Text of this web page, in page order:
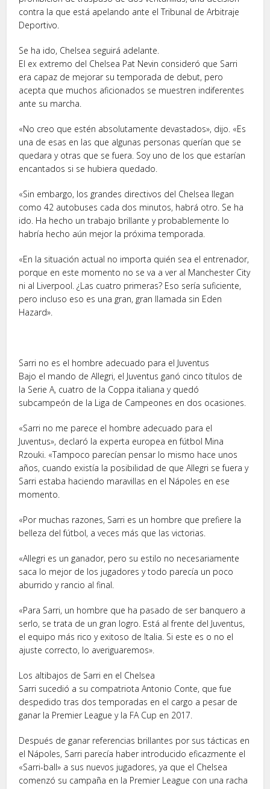
contra la que está apelando ante el Tribunal de Arbitraje
Deportivo.
Se ha ido, Chelsea seguirá adelante.
El ex extremo del Chelsea Pat Nevin consideró que Sarri
era capaz de mejorar su temporada de debut, pero
acepta que muchos aficionados se muestren indiferentes
ante su marcha.
«No creo que estén absolutamente devastados», dijo. «Es
una de esas en las que algunas personas querían que se
quedara y otras que se fuera. Soy uno de los que estarían
encantados si se hubiera quedado.
«Sin embargo, los grandes directivos del Chelsea llegan
como 42 autobuses cada dos minutos, habrá otro. Se ha
ido. Ha hecho un trabajo brillante y probablemente lo
habría hecho aún mejor la próxima temporada.
«En la situación actual no importa quién sea el entrenador,
porque en este momento no se va a ver al Manchester City
ni al Liverpool. ¿Las cuatro primeras? Eso sería suficiente,
pero incluso eso es una gran, gran llamada sin Eden
Hazard».
Sarri no es el hombre adecuado para el Juventus
Bajo el mando de Allegri, el Juventus ganó cinco títulos de
la Serie A, cuatro de la Coppa italiana y quedó
subcampeón de la Liga de Campeones en dos ocasiones.
«Sarri no me parece el hombre adecuado para el
Juventus», declaró la experta europea en fútbol Mina
Rzouki. «Tampoco parecían pensar lo mismo hace unos
años, cuando existía la posibilidad de que Allegri se fuera y
Sarri estaba haciendo maravillas en el Nápoles en ese
momento.
«Por muchas razones, Sarri es un hombre que prefiere la
belleza del fútbol, a veces más que las victorias.
«Allegri es un ganador, pero su estilo no necesariamente
saca lo mejor de los jugadores y todo parecía un poco
aburrido y rancio al final.
«Para Sarri, un hombre que ha pasado de ser banquero a
serlo, se trata de un gran logro. Está al frente del Juventus,
el equipo más rico y exitoso de Italia. Si este es o no el
ajuste correcto, lo averiguaremos».
Los altibajos de Sarri en el Chelsea
Sarri sucedió a su compatriota Antonio Conte, que fue
despedido tras dos temporadas en el cargo a pesar de
ganar la Premier League y la FA Cup en 2017.
Después de ganar referencias brillantes por sus tácticas en
el Nápoles, Sarri parecía haber introducido eficazmente el
«Sarri-ball» a sus nuevos jugadores, ya que el Chelsea
comenzó su campaña en la Premier League con una racha